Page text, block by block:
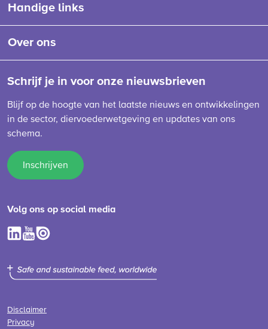
Handige links
Over ons
Schrijf je in voor onze nieuwsbrieven
Blijf op de hoogte van het laatste nieuws en ontwikkelingen
in de sector, diervoederwetgeving en updates van ons
schema.
Inschrijven
Volg ons op social media
Disclaimer
Privacy